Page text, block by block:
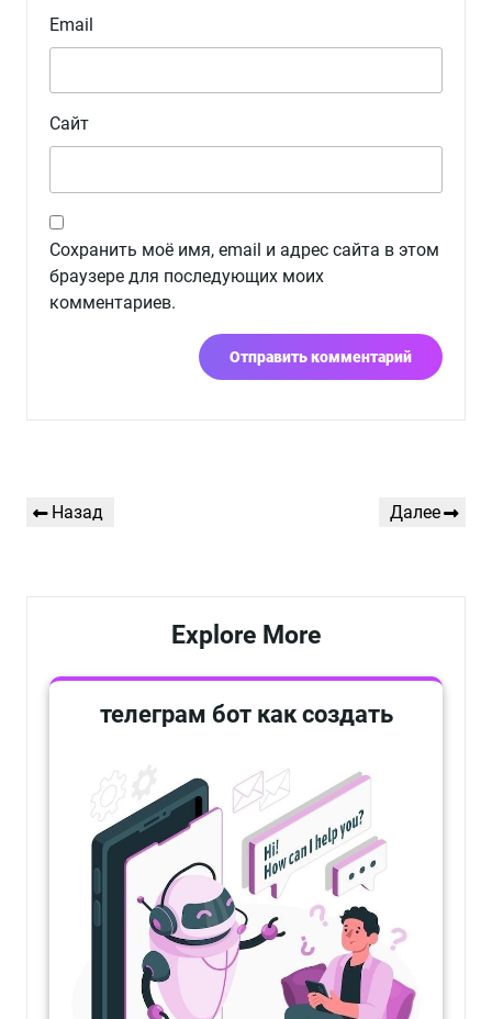
Email
Сайт
Сохранить моё имя, email и адрес сайта в этом
браузере для последующих моих
комментариев.
по
Предыдущая
Назад
Следующая
Далее
Explore More
телеграм бот как создать